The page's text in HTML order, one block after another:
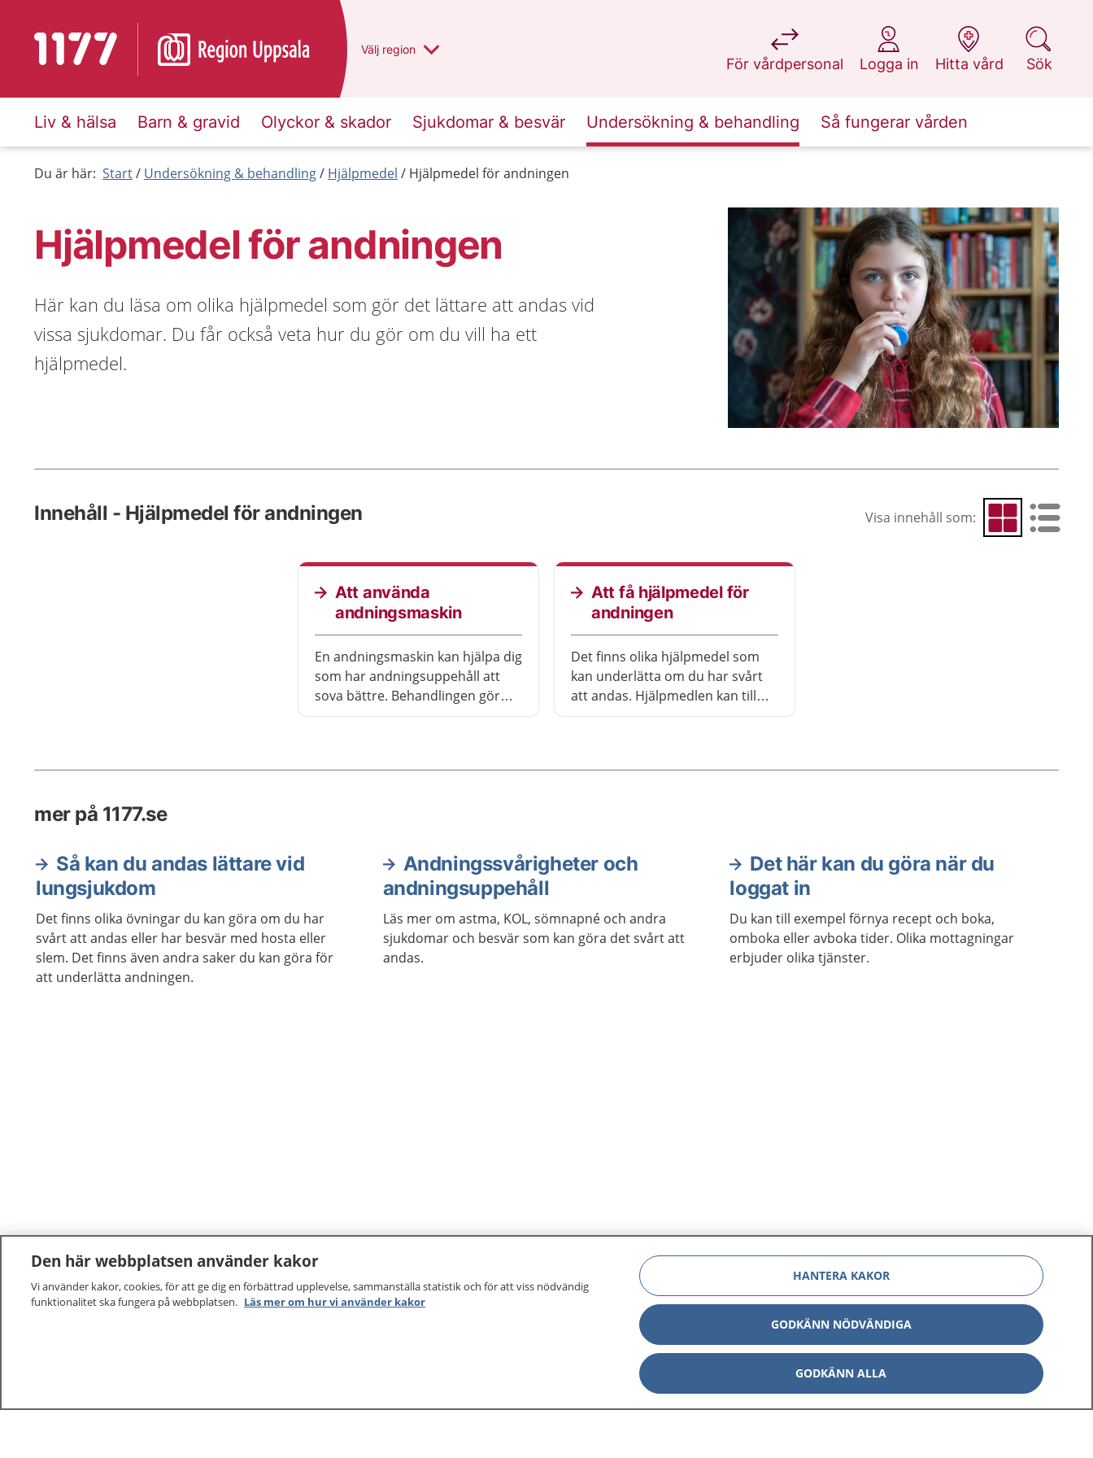
Till startsidan för 1177 Du har valt region
Välj en annan
region
För vårdpersonal
på 1177.se
Logga in
på 1177.se
Hitta vård
på 1177.se
Sök
på 1177.se
Liv & hälsa Barn & gravid Olyckor & skador Sjukdomar & besvär Undersökning & behandling Så fungerar vården
Du är här: Start Undersökning & behandling Hjälpmedel Hjälpmedel för andningen
Hjälpmedel för andningen
Här kan du läsa om olika hjälpmedel som gör det lättare att andas vid
vissa sjukdomar. Du får också veta hur du gör om du vill ha ett
hjälpmedel.
Innehåll - Hjälpmedel för andningen Visa innehåll som: Visa som rutnät
Visa som
Att använda
andningsmaskin
En andningsmaskin kan hjälpa dig
som har andningsuppehåll att
sova bättre. Behandlingen gör
Att få hjälpmedel för
andningen
Det finns olika hjälpmedel som
kan underlätta om du har svårt
att andas. Hjälpmedlen kan till
mer på 1177.se
Så kan du andas lättare vid
lungsjukdom
Det finns olika övningar du kan göra om du har
svårt att andas eller har besvär med hosta eller
slem. Det finns även andra saker du kan göra för
att underlätta andningen.
Andningssvårigheter och
andningsuppehåll
Läs mer om astma, KOL, sömnapné och andra
sjukdomar och besvär som kan göra det svårt att
andas.
Det här kan du göra när du
loggat in
Du kan till exempel förnya recept och boka,
omboka eller avboka tider. Olika mottagningar
erbjuder olika tjänster.
vilka mottagningar du kan kontakta. Logga in för att läsa din journal
Other languages
Om 1177
Kontakt
Den här webbplatsen använder kakor
Vi använder kakor, cookies, för att ge dig en förbättrad upplevelse, sammanställa statistik och för att viss nödvändig
funktionalitet ska fungera på webbplatsen. Läs mer om hur vi använder kakor
HANTERA KAKOR
GODKÄNN NÖDVÄNDIGA
GODKÄNN ALLA